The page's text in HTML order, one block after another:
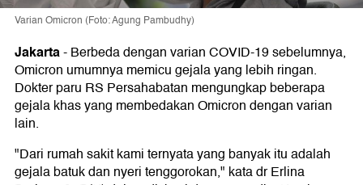
Varian Omicron (Foto: Agung Pambudhy)
Jakarta-Berbeda dengan varian COVID-19 sebelumnya,
Omicron umumnya memicu gejala yang lebih ringan.
Dokter paru RS Persahabatan mengungkap beberapa
gejala khas yang membedakan Omicron dengan varian
lain.
"Dari rumah sakit kami ternyata yang banyak itu adalah
gejala batuk dan nyeri tenggorokan," kata dr Erlina